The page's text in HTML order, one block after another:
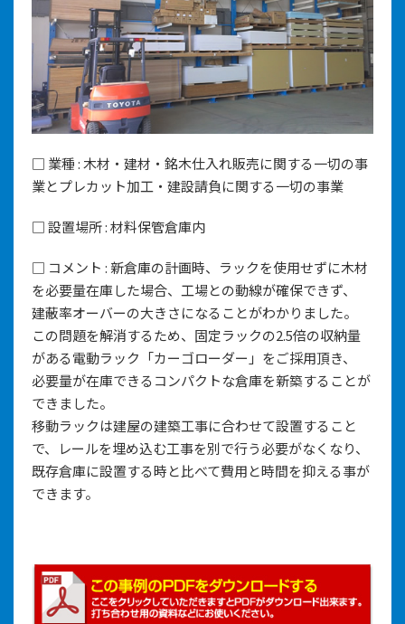
□ 業種 : 木材・建材・銘木仕入れ販売に関する一切の事
業とプレカット加工・建設請負に関する一切の事業
□ 設置場所 : 材料保管倉庫内
□ コメント : 新倉庫の計画時、ラックを使用せずに木材
を必要量在庫した場合、工場との動線が確保できず、
建蔽率オーバーの大きさになることがわかりました。
この問題を解消するため、固定ラックの2.5倍の収納量
がある電動ラック「カーゴローダー」をご採用頂き、
必要量が在庫できるコンパクトな倉庫を新築することが
できました。
移動ラックは建屋の建築工事に合わせて設置すること
で、レールを埋め込む工事を別で行う必要がなくなり、
既存倉庫に設置する時と比べて費用と時間を抑える事が
できます。